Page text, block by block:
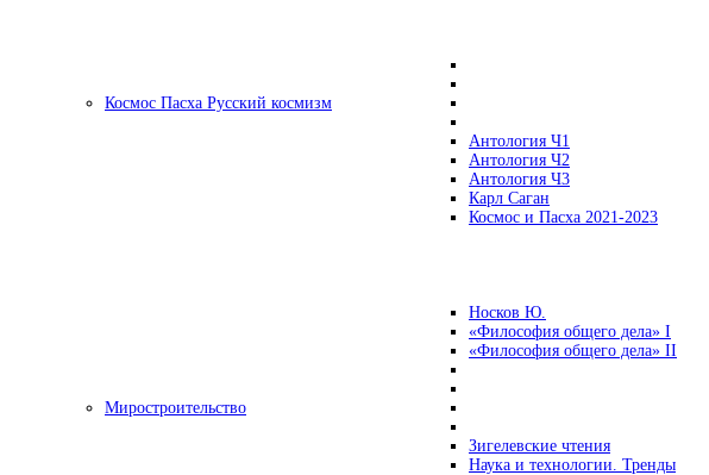
Космос Пасха Русский космизм
Антология Ч1
Антология Ч2
Антология Ч3
Карл Саган
Космос и Пасха 2021-2023
Носков Ю.
«Философия общего дела» I
«Философия общего дела» II
Миростроительство
Зигелевские чтения
Наука и технологии. Тренды